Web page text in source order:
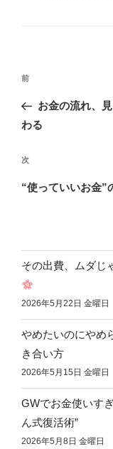
前
お金の流れ、
わる
次
“使っていいお金”
その出費、ムダじ
2026年5月22日 金曜日
やめたいのにやめ
き合い方
2026年5月15日 金曜日
GWでお金使いす
ん式復活術”
2026年5月8日 金曜日